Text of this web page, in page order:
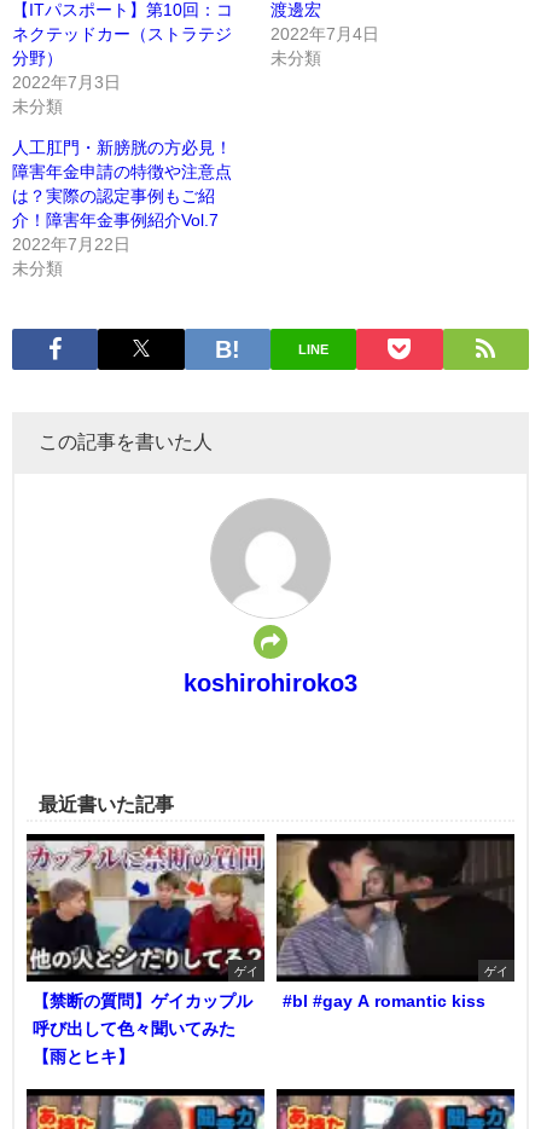
【ITパスポート】第10回：コ
ネクテッドカー（ストラテジ
分野）
2022年7月3日
未分類
渡邊宏
2022年7月4日
未分類
人工肛門・新膀胱の方必見！
障害年金申請の特徴や注意点
は？実際の認定事例もご紹
介！障害年金事例紹介Vol.7
2022年7月22日
未分類
LINE
この記事を書いた人
koshirohiroko3
最近書いた記事
ゲイ
【禁断の質問】ゲイカップル
呼び出して色々聞いてみた
【雨とヒキ】
ゲイ
#bl #gay A romantic kiss